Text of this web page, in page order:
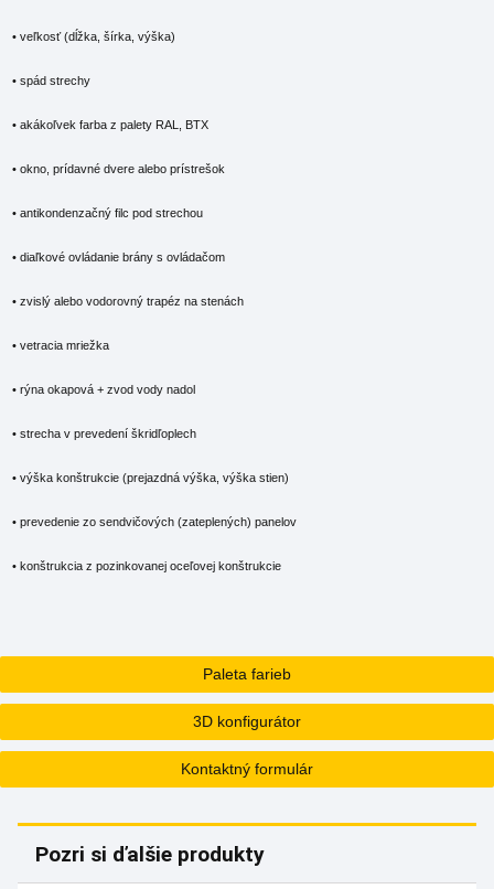
Paleta farieb
3D konfigurátor
Kontaktný formulár
• veľkosť (dĺžka, šírka, výška)
• spád strechy
• akákoľvek farba z palety RAL, BTX
• okno, prídavné dvere alebo prístrešok
• antikondenzačný filc pod strechou
• diaľkové ovládanie brány s ovládačom
• zvislý alebo vodorovný trapéz na stenách
• vetracia mriežka
• rýna okapová + zvod vody nadol
• strecha v prevedení škridľoplech
• výška konštrukcie (prejazdná výška, výška stien)
• prevedenie zo sendvičových (zateplených) panelov
• konštrukcia z pozinkovanej oceľovej konštrukcie
Pozri si ďalšie produkty